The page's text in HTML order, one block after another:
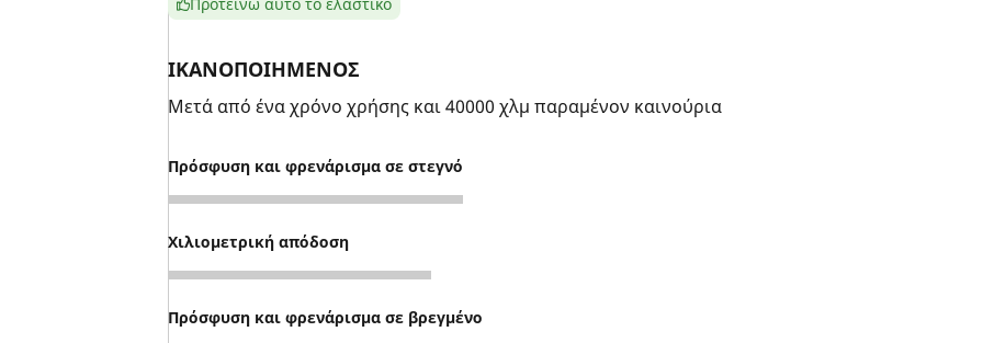
ΙΚΑΝΟΠΟΙΗΜΕΝΟΣ
Μετά από ένα χρόνο χρήσης και 40000 χλμ παραμένον καινούρια
Πρόσφυση και φρενάρισμα σε στεγνό
5
Χιλιομετρική απόδοση
5
Πρόσφυση και φρενάρισμα σε βρεγμένο